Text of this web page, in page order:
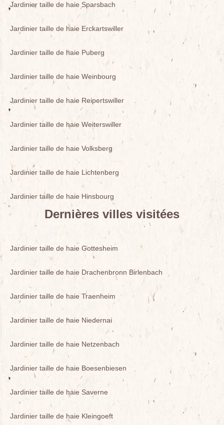
Jardinier taille de haie Sparsbach
Jardinier taille de haie Erckartswiller
Jardinier taille de haie Puberg
Jardinier taille de haie Weinbourg
Jardinier taille de haie Reipertswiller
Jardinier taille de haie Weiterswiller
Jardinier taille de haie Volksberg
Jardinier taille de haie Lichtenberg
Jardinier taille de haie Hinsbourg
Dernières villes visitées
Jardinier taille de haie Gottesheim
Jardinier taille de haie Drachenbronn Birlenbach
Jardinier taille de haie Traenheim
Jardinier taille de haie Niedernai
Jardinier taille de haie Netzenbach
Jardinier taille de haie Boesenbiesen
Jardinier taille de haie Saverne
Jardinier taille de haie Kleingoeft